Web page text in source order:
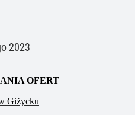
2023
OFERT
Giżycku